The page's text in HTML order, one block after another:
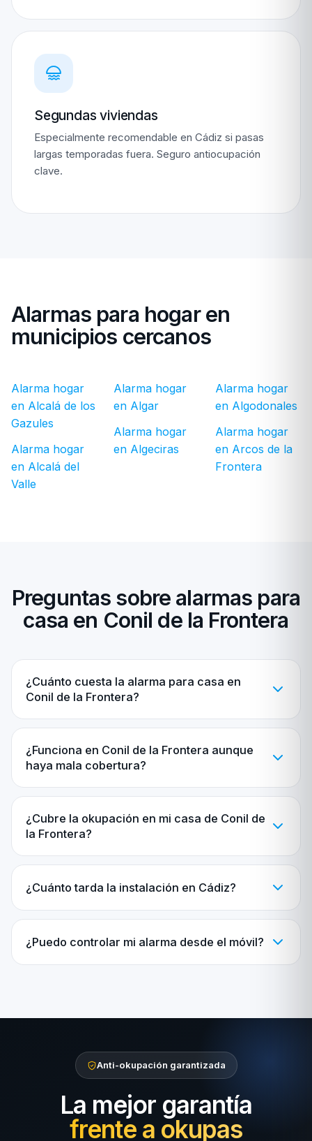
Segundas viviendas
Especialmente recomendable en Cádiz si pasas
largas temporadas fuera. Seguro antiocupación
clave.
Alarmas para hogar en
municipios cercanos
Alarma hogar
en Alcalá de los
Gazules
Alarma hogar
en Alcalá del
Valle
Alarma hogar
en Algar
Alarma hogar
en Algeciras
Alarma hogar
en Algodonales
Alarma hogar
en Arcos de la
Frontera
Preguntas sobre alarmas para
casa en Conil de la Frontera
¿Cuánto cuesta la alarma para casa en
Conil de la Frontera?
¿Funciona en Conil de la Frontera aunque
haya mala cobertura?
¿Cubre la okupación en mi casa de Conil de
la Frontera?
¿Cuánto tarda la instalación en Cádiz?
¿Puedo controlar mi alarma desde el móvil?
Anti-okupación garantizada
La mejor garantía
frente a okupas